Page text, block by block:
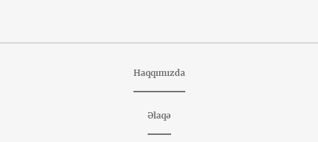
Haqqımızda
Əlaqə